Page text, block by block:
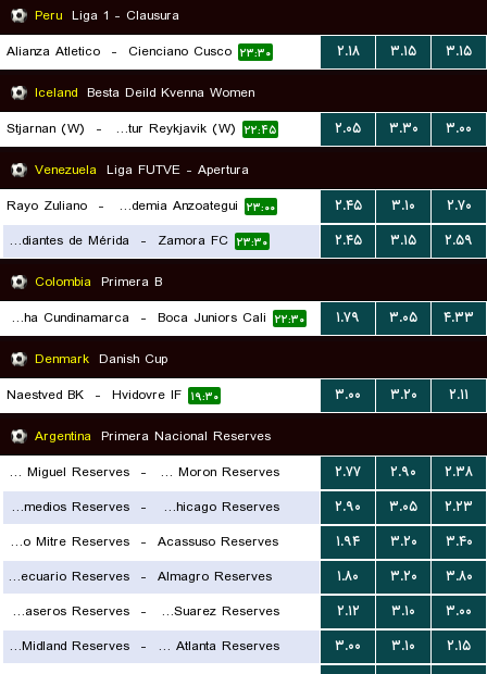
Peru Liga 1 - Clausura
Alianza Atletico - Cienciano Cusco ۲۳:۳۰ ۲.۱۸ ۳.۱۵
۳.۱۵
Iceland Besta Deild Kvenna Women
Stjarnan (W) - Throttur Reykjavik (W) ۲۲:۴۵ ۲.۰۵ ۳.۳۰
۳.۰۰
Venezuela Liga FUTVE - Apertura
Rayo Zuliano - Academia Anzoategui ۲۳:۰۰ ۲.۴۵ ۳.۱۰
۲.۷۰
Estudiantes de Mérida
- Zamora FC ۲۳:۳۰ ۲.۴۵ ۳.۱۵
۲.۵۹
Colombia Primera B
Real Soacha Cundinamarca
- Boca Juniors Cali ۲۲:۳۰ ۱.۷۹ ۳.۰۵
۴.۳۳
Denmark Danish Cup
Naestved BK - Hvidovre IF ۱۹:۳۰ ۳.۰۰ ۳.۲۰
۲.۱۱
Argentina Primera Nacional Reserves
CA San Miguel Reserves
- Deportivo Moron Reserves
۱۷:۳۰
۲.۷۷ ۲.۹۰
۲.۳۸
Talleres Remedios Reserves
- Nueva Chicago Reserves
۱۷:۳۰
۲.۹۰ ۳.۰۵
۲.۲۳
Club Atletico Mitre Reserves
- Acassuso Reserves
۱۸:۳۰
۱.۹۴ ۳.۲۰
۳.۴۰
CA Agropecuario Reserves
- Almagro Reserves
۱۸:۳۰
۱.۸۰ ۳.۲۰
۳.۸۰
Estudiantes Caseros Reserves
- Tristan Suarez Reserves
۱۸:۳۰
۲.۱۲ ۳.۱۰
۳.۰۰
Ferrocarril Midland Reserves
- CA Atlanta Reserves ۳.۰۰ ۳.۱۰
۲.۱۵